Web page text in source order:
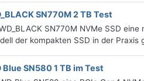
SN770M 2 TB Test
SN770M NVMe SSD
der kompakten SSD in der Praxis
SN580 1 TB im Test